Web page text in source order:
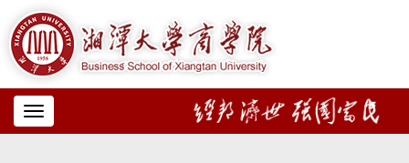
Toggle
navigation